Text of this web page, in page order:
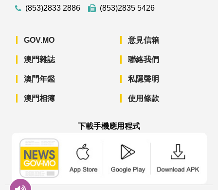
(853)2833 2886
(853)2835 5426
GOV.MO
澳門雜誌
澳門年鑑
澳門相簿
意見信箱
聯絡我們
私隱聲明
使用條款
下載手機應用程式